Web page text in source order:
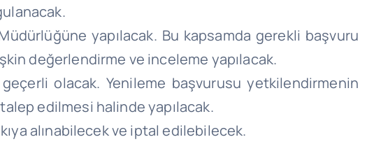
yapılacak. Bu kapsamda gerekli başvuru
değerlendirme ve inceleme yapılacak.
olacak. Yenileme başvurusu yetkilendirmenin
talep edilmesi halinde yapılacak.
alınabilecek ve iptal edilebilecek.